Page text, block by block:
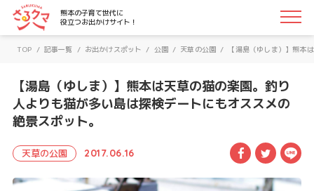
さるクマ-さるこう、熊本-｜熊本の子育て世代に役立つお
熊本の子育て世代に
役立つお出かけサイト！
TOP / 記事一覧 / お出かけスポット / 公園 / 天草の公園 / 【湯島（ゆしま）】熊本
【湯島（ゆしま）】熊本は天草の猫の楽園。釣り
人よりも猫が多い島は探検デートにもオススメの
絶景スポット。
天草の公園 2017.06.16 Facebook